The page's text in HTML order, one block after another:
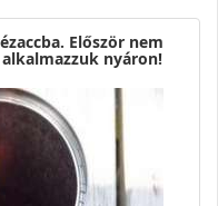
Először nem
nyáron!